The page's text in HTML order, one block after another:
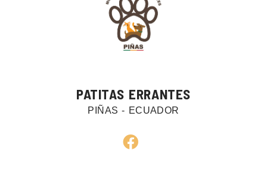
PATITAS ERRANTES
PIÑAS - ECUADOR